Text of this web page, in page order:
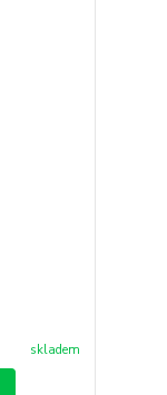
skladem